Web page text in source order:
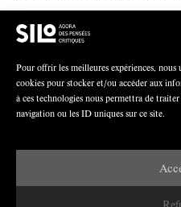
Pour offrir les meilleures expériences, nous
cookies pour stocker et/ou accéder aux
à ces technologies nous permettra de
navigation ou les ID uniques sur ce site.
Nous espérons que vous
Silo à rassembler et
problématiques si
l’ordre existant.